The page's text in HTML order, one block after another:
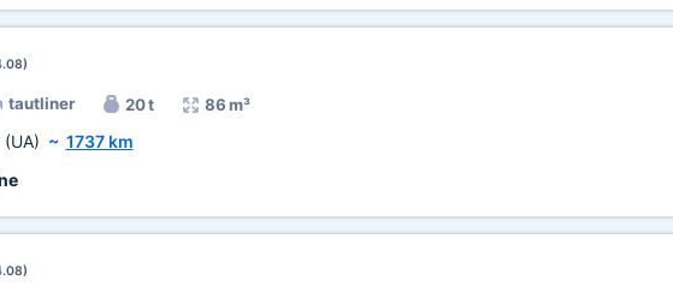
tautliner 20 t 86 m³
(UA) ~ 1737 km